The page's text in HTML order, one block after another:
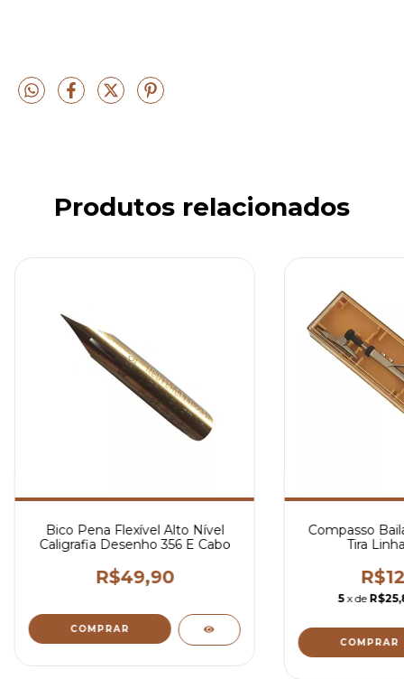
Produtos relacionados
Bico Pena Flexível Alto Nível
Caligrafia Desenho 356 E Cabo
R$49,90
Compasso
Tira
5 x de